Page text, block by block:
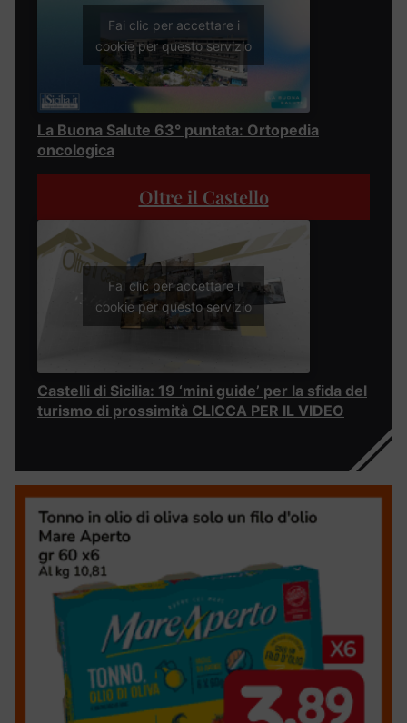
Fai clic per accettare i
cookie per questo servizio
La Buona Salute 63° puntata: Ortopedia
oncologica
Oltre il Castello
Fai clic per accettare i
cookie per questo servizio
Castelli di Sicilia: 19 ‘mini guide’ per la sfida del
turismo di prossimità CLICCA PER IL VIDEO